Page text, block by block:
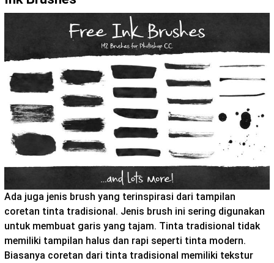
Ada juga jenis brush yang terinspirasi dari tampilan
coretan tinta tradisional. Jenis brush ini sering digunakan
untuk membuat garis yang tajam. Tinta tradisional tidak
memiliki tampilan halus dan rapi seperti tinta modern.
Biasanya coretan dari tinta tradisional memiliki tekstur